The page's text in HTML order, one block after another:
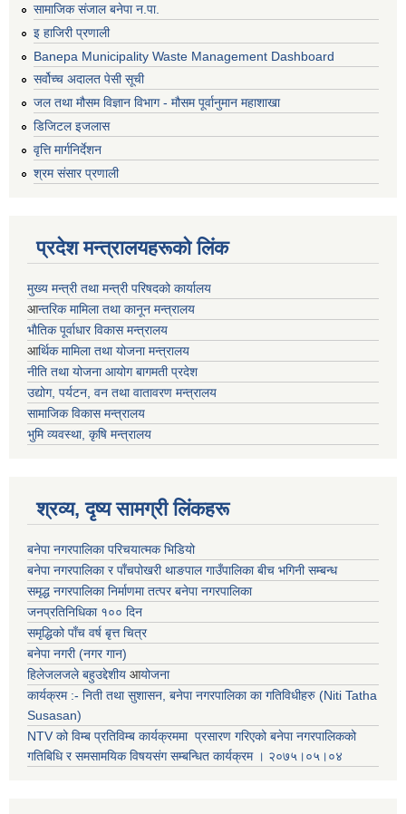
सामाजिक संजाल बनेपा न.पा.
इ हाजिरी प्रणाली
Banepa Municipality Waste Management Dashboard
सर्वोच्च अदालत पेसी सूची
जल तथा मौसम विज्ञान विभाग - मौसम पूर्वानुमान महाशाखा
डिजिटल इजलास
वृत्ति मार्गनिर्देशन
श्रम संसार प्रणाली
प्रदेश मन्त्रालयहरूको लिंक
मुख्य मन्त्री तथा मन्त्री परिषदको कार्यालय
आन्तरिक मामिला तथा कानून मन्त्रालय
भाैतिक पूर्वाधार विकास मन्त्रालय
आर्थिक मामिला तथा योजना मन्त्रालय
नीति तथा योजना आयोग बागमती प्रदेश
उद्योग, पर्यटन, वन तथा वातावरण मन्त्रालय
सामाजिक विकास मन्त्रालय
भुमि व्यवस्था, कृषि मन्त्रालय
श्रव्य, दृष्य सामग्री लिंकहरू
बनेपा नगरपालिका परिचयात्मक भिडियो
बनेपा नगरपालिका र पाँचपोखरी थाङपाल गाउँपालिका बीच भगिनी सम्बन्ध
समृद्ध नगरपालिका निर्माणमा तत्पर बनेपा नगरपालिका
जनप्रतिनिधिका १०० दिन
समृद्धिको पाँच वर्ष बृत्त चित्र
बनेपा नगरी (नगर गान)
हिलेजलजले बहुउद्देशीय आयोजना
कार्यक्रम :- निती तथा सुशासन, बनेपा नगरपालिका का गतिविधीहरु (Niti Tatha
Susasan)
NTV को विम्ब प्रतिविम्ब कार्यक्रममा प्रसारण गरिएकोबनेपा नगरपालिकको
गतिबिधि र समसामयिक विषयसंग सम्बन्धित कार्यक्रम । २०७५।०५।०४